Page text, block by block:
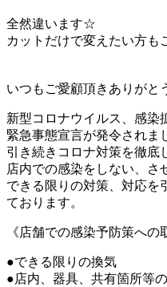
全然違います☆
カットだけで変えたい方も
《お客様
いつもご愛顧頂きありがと
新型コロナウイルス、感染
緊急事態宣言が発令されま
引き続きコロナ対策を徹底
店内での感染をしない、さ
できる限りの対策、対応を
ております。
《店舗での感染予防策への
●できる限りの換気
●店内、器具、共有箇所等